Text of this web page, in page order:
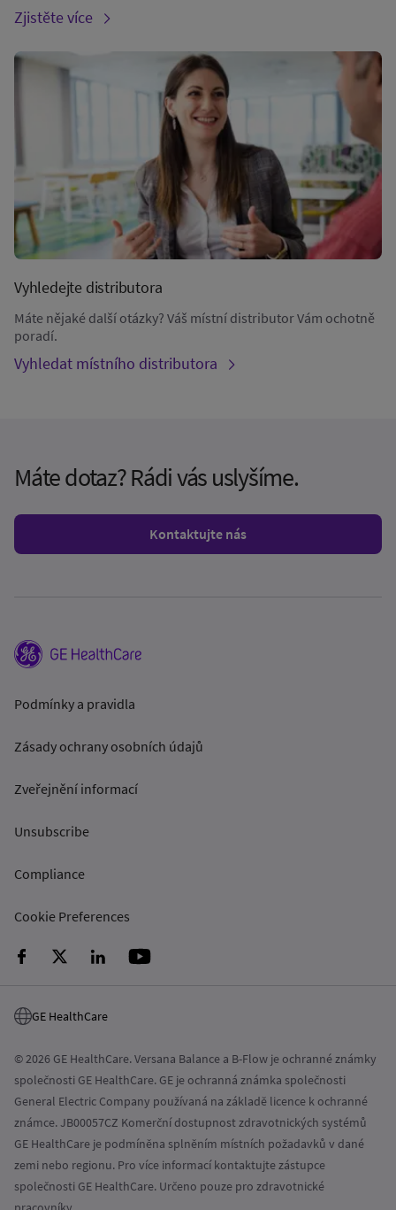
Zjistěte více
Vyhledejte distributora
Máte nějaké další otázky? Váš místní distributor Vám ochotně
poradí.
Vyhledat místního distributora
Máte dotaz? Rádi vás uslyšíme.
Kontaktujte nás
Podmínky a pravidla
Zásady ochrany osobních údajů
Zveřejnění informací
Unsubscribe
Compliance
Cookie Preferences
GE HealthCare
© 2026 GE HealthCare. Versana Balance a B-Flow je ochranné známky
společnosti GE HealthCare. GE je ochranná známka společnosti
General Electric Company používaná na základě licence k ochranné
známce. JB00057CZ Komerční dostupnost zdravotnických systémů
GE HealthCare je podmíněna splněním místních požadavků v dané
zemi nebo regionu. Pro více informací kontaktujte zástupce
společnosti GE HealthCare. Určeno pouze pro zdravotnické